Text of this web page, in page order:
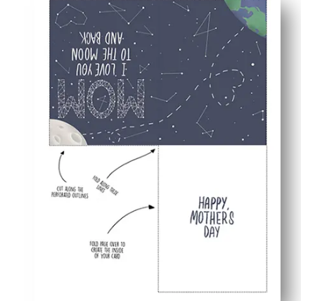
Hermoso arte: un diseño digno de una boutique que
Apto para niños: fácil de personalizar para los niños
Interior en blanco: agregue su propio mensaje,